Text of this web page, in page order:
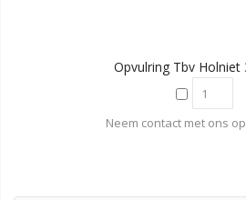
Opvulring Tbv Holniet
Neem contact met ons